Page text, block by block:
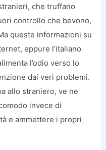
che truffano
controllo che bevono,
queste informazioni su
eppure l’italiano
l’odio verso lo
dai veri problemi.
allo straniero, ve ne
invece di
e ammettere i propri